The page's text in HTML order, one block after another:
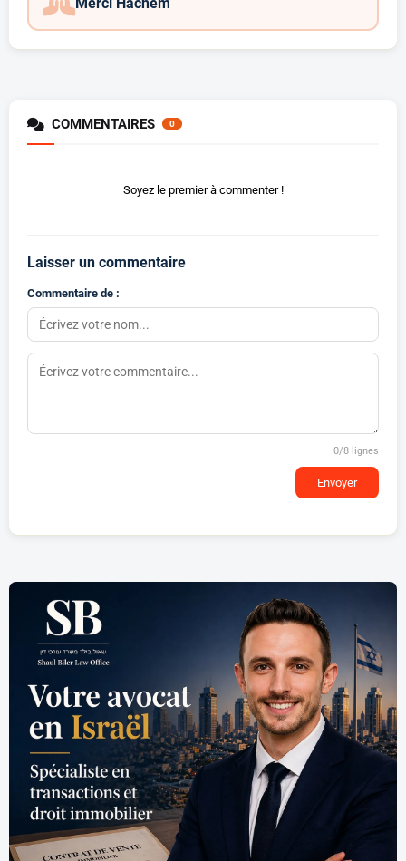
COMMENTAIRES 0
Soyez le premier à commenter !
Laisser un commentaire
Commentaire de :
0/8 lignes
Envoyer